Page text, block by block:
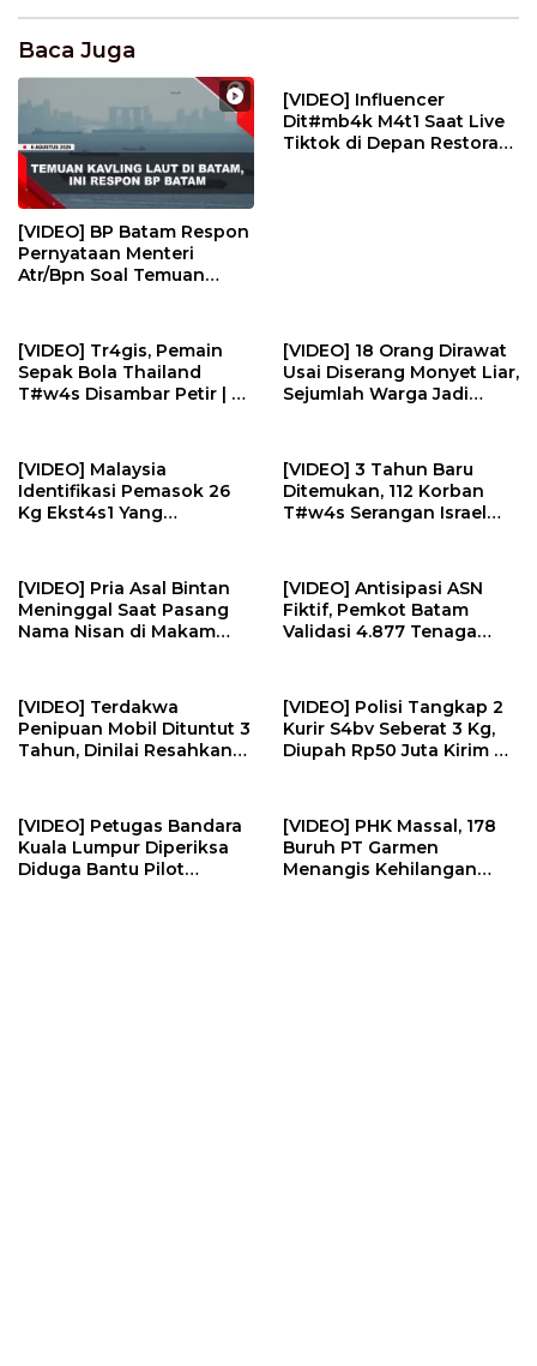
Baca Juga
[VIDEO] BP Batam Respon
Pernyataan Menteri
Atr/Bpn Soal Temuan
[VIDEO] Influencer
Dit#mb4k M4t1 Saat Live
Tiktok di Depan Restoran
[VIDEO] Tr4gis, Pemain
Sepak Bola Thailand
T#w4s Disambar Petir | U-
[VIDEO] 18 Orang Dirawat
Usai Diserang Monyet Liar,
Sejumlah Warga Jadi
[VIDEO] Malaysia
Identifikasi Pemasok 26
Kg Ekst4s1 Yang
[VIDEO] 3 Tahun Baru
Ditemukan, 112 Korban
T#w4s Serangan Israel
[VIDEO] Pria Asal Bintan
Meninggal Saat Pasang
Nama Nisan di Makam
[VIDEO] Antisipasi ASN
Fiktif, Pemkot Batam
Validasi 4.877 Tenaga
[VIDEO] Terdakwa
Penipuan Mobil Dituntut 3
Tahun, Dinilai Resahkan
[VIDEO] Polisi Tangkap 2
Kurir S4bv Seberat 3 Kg,
Diupah Rp50 Juta Kirim Ke
[VIDEO] Petugas Bandara
Kuala Lumpur Diperiksa
Diduga Bantu Pilot
[VIDEO] PHK Massal, 178
Buruh PT Garmen
Menangis Kehilangan